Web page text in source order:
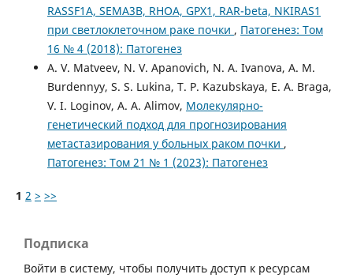
RASSF1A, SEMA3B, RHOA, GPX1, RAR-beta, NKIRAS1
при светлоклеточном раке почки , Патогенез: Том
16 № 4 (2018): Патогенез
A. V. Matveev, N. V. Apanovich, N. A. Ivanova, A. M.
Burdennyy, S. S. Lukina, T. P. Kazubskaya, E. A. Braga,
V. I. Loginov, A. A. Alimov, Молекулярно-
генетический подход для прогнозирования
метастазирования у больных раком почки ,
Патогенез: Том 21 № 1 (2023): Патогенез
1 2 > >>
Подписка
Войти в систему, чтобы получить доступ к ресурсам